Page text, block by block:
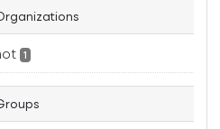
1